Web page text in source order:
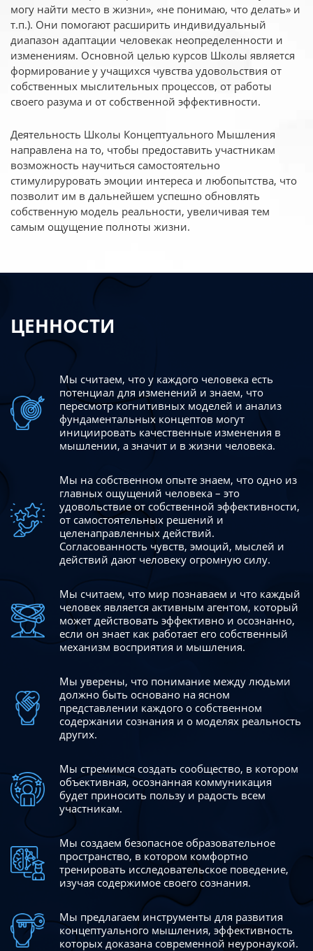
могу найти место в жизни», «не понимаю, что делать» и
т.п.). Они помогают расширить индивидуальный
диапазон адаптации человекак неопределенности и
изменениям. Основной целью курсов Школы является
формирование у учащихся чувства удовольствия от
собственных мыслительных процессов, от работы
своего разума и от собственной эффективности.
Деятельность Школы Концептуального Мышления
направлена на то, чтобы предоставить участникам
возможность научиться самостоятельно
стимулируровать эмоции интереса и любопытства, что
позволит им в дальнейшем успешно обновлять
собственную модель реальности, увеличивая тем
самым ощущение полноты жизни.
ЦЕННОСТИ
Мы считаем, что у каждого человека есть
потенциал для изменений и знаем, что
пересмотр когнитивных моделей и анализ
фундаментальных концептов могут
инициировать качественные изменения в
мышлении, а значит и в жизни человека.
Мы на собственном опыте знаем, что одно из
главных ощущений человека – это
удовольствие от собственной эффективности,
от самостоятельных решений и
целенаправленных действий.
Согласованность чувств, эмоций, мыслей и
действий дают человеку огромную силу.
Мы считаем, что мир познаваем и что каждый
человек является активным агентом, который
может действовать эффективно и осознанно,
если он знает как работает его собственный
механизм восприятия и мышления.
Мы уверены, что понимание между людьми
должно быть основано на ясном
представлении каждого о собственном
содержании сознания и о моделях реальность
других.
Мы стремимся создать сообщество, в котором
объективная, осознанная коммуникация
будет приносить пользу и радость всем
участникам.
Мы создаем безопасное образовательное
пространство, в котором комфортно
тренировать исследовательское поведение,
изучая содержимое своего сознания.
Мы предлагаем инструменты для развития
концептуального мышления, эффективность
которых доказана современной неуронаукой.